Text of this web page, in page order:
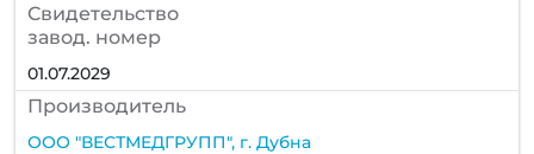
Cвидетельство
завод. номер
01.07.2029
Производитель
ООО "ВЕСТМЕДГРУПП", г. Дубна